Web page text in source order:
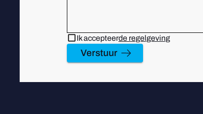
Ik accepteerde regelgeving
Verstuur